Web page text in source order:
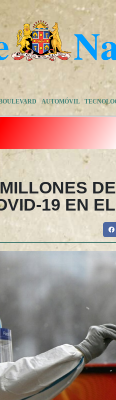
AUTOMÓVIL
19 EN